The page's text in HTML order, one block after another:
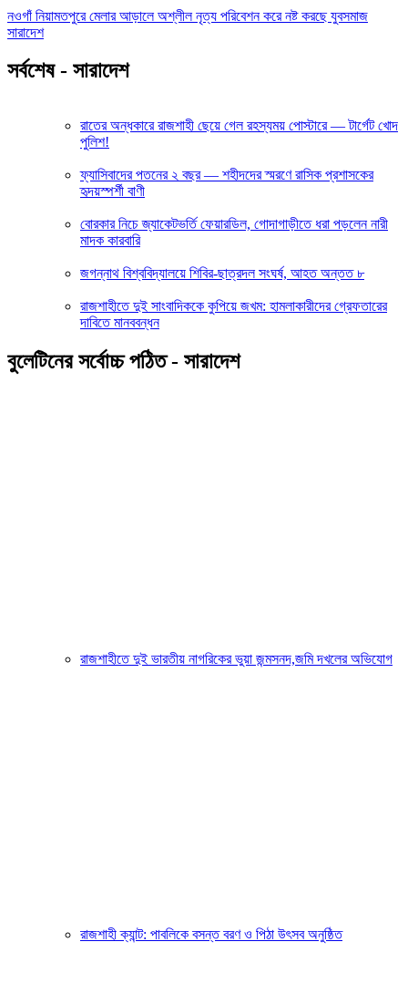
নওগাঁ নিয়ামতপুরে মেলার আড়ালে অশ্লীল নৃত্য পরিবেশন করে নষ্ট করছে যুবসমাজ
সারাদেশ
সর্বশেষ - সারাদেশ
রাতের অন্ধকারে রাজশাহী ছেয়ে গেল রহস্যময় পোস্টারে — টার্গেট খোদ
পুলিশ!
ফ্যাসিবাদের পতনের ২ বছর — শহীদদের স্মরণে রাসিক প্রশাসকের
হৃদয়স্পর্শী বাণী
বোরকার নিচে জ্যাকেটভর্তি ফেয়ারডিল, গোদাগাড়ীতে ধরা পড়লেন নারী
মাদক কারবারি
জগন্নাথ বিশ্ববিদ্যালয়ে শিবির-ছাত্রদল সংঘর্ষ, আহত অন্তত ৮
রাজশাহীতে দুই সাংবাদিককে কুপিয়ে জখম: হামলাকারীদের গ্রেফতারের
দাবিতে মানববন্ধন
বুলেটিনের সর্বোচ্চ পঠিত - সারাদেশ
রাজশাহীতে দুই ভারতীয় নাগরিকের ভুয়া জন্মসনদ,জমি দখলের অভিযোগ
রাজশাহী ক্যান্ট: পাবলিকে বসন্ত বরণ ও পিঠা উৎসব অনুষ্ঠিত